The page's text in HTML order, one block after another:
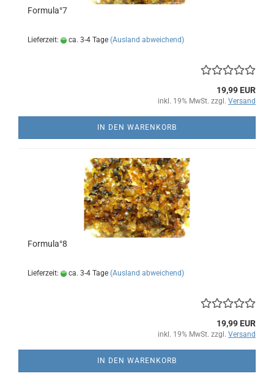
Formula°7
Lieferzeit: ca. 3-4 Tage (Ausland abweichend)
19,99 EUR
inkl. 19% MwSt. zzgl. Versand
IN DEN WARENKORB
Formula°8
Lieferzeit: ca. 3-4 Tage (Ausland abweichend)
19,99 EUR
inkl. 19% MwSt. zzgl. Versand
IN DEN WARENKORB